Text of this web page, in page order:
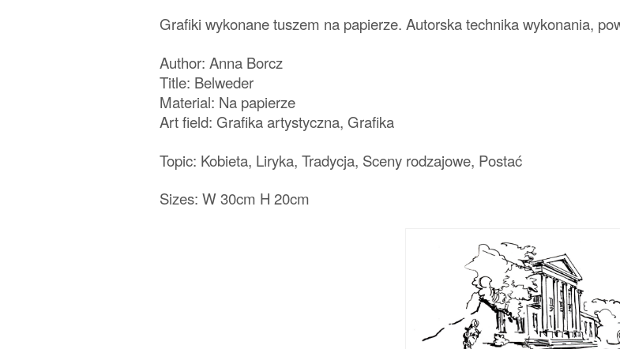
Grafiki wykonane tuszem na papierze. Autorska technika wykonania,
Author: Anna Borcz
Title: Belweder
Material: Na papierze
Art field: Grafika artystyczna, Grafika
Topic: Kobieta, Liryka, Tradycja, Sceny rodzajowe, Postać
Sizes: W 30cm H 20cm